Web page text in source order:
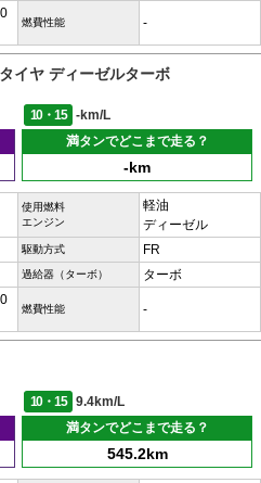
燃費性能 -
イヤ ディーゼルターボ
10・15
-km/L
満タンでどこまで走る？
-km
使用燃料
エンジン
軽油
ディーゼル
駆動方式 FR
過給器（ターボ） ターボ
燃費性能 -
10・15
9.4km/L
満タンでどこまで走る？
545.2km